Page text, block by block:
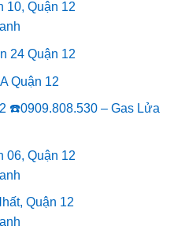
10, Quận 12
24 Quận 12
Quận 12
☎️0909.808.530 – Gas Lửa
06, Quận 12
Quận 12